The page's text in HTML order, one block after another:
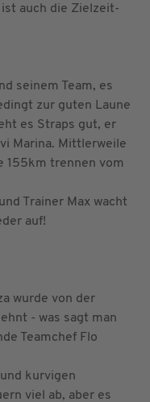
auch die Zielzeit-
seinem Team, es
zur guten Laune
es Straps gut, er
Marina. Mittlerweile
155km trennen vom
Trainer Max wacht
auf!
wurde von der
- was sagt man
Teamchef Flo
kurvigen
viel ab, aber es